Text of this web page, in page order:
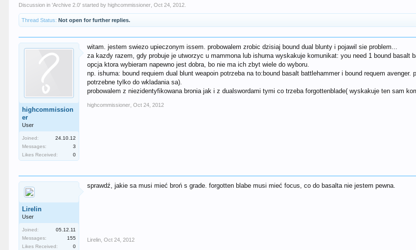
Discussion in 'Archive 2.0' started byhighcommissioner ,Oct 24, 2012
Thread Status: Not open for further replies.
highcommission
er
User
Joined:
24.10.12
Messages:
3
Likes Received:
0
witam. jestem swiezo upieczonym issem. probowalem zrobic dzisiaj bound dual blunty i pojawil sie problem...
za kazdy razem, gdy probuje je utworzyc u mammona lub ishuma wyskakuje komunikat: you need 1 bound basalt
opcja ktora wybieram napewno jest dobra, bo nie ma ich zbyt wiele do wyboru.
np. ishuma: bound requiem dual blunt weapoin potrzeba na to:bound basalt battlehammer i bound requem
potrzebne tylko do wkladania sa).
probowalem z niezidentyfikowana bronia jak i z dualswordami tymi co trzeba forgottenblade( wyskakuje ten sam
highcommissioner Oct 24, 2012
Lirelin
User
Joined:
05.12.11
Messages:
155
Likes Received:
0
sprawdź, jakie sa musi mieć broń s grade. forgotten blabe musi mieć focus, co do basalta nie jestem pewna.
Lirelin Oct 24, 2012